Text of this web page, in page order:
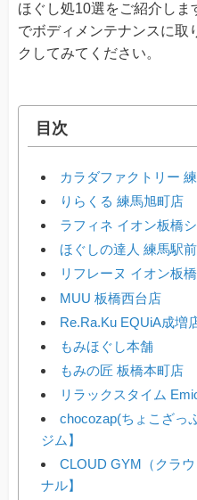
ほぐし処10選をご紹介し
でボディメンテナンスに取
クしてみてください。
目次
カラダファクトリー
りらくる 練馬旭町店
ラフィネ イオン板橋
ほぐしの達人 練馬駅
リフレーヌ イオン板
MUU 板橋西台店
Re.Ra.Ku EQUiA成増
もみほぐし本舗
もみの匠 板橋本町店
リラックスタイム
chocozap(ちょこざっ
ジム】
CLOUD GYM（クラ
ナル】